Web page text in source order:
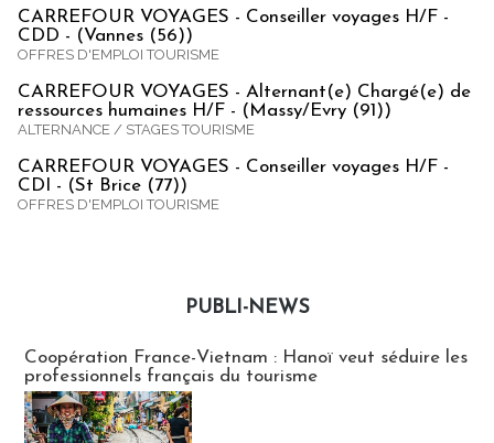
CARREFOUR VOYAGES - Conseiller voyages H/F -
CDD - (Vannes (56))
OFFRES D'EMPLOI TOURISME
CARREFOUR VOYAGES - Alternant(e) Chargé(e) de
ressources humaines H/F - (Massy/Evry (91))
ALTERNANCE / STAGES TOURISME
CARREFOUR VOYAGES - Conseiller voyages H/F -
CDI - (St Brice (77))
OFFRES D'EMPLOI TOURISME
PUBLI-NEWS
Coopération France-Vietnam : Hanoï veut séduire les
professionnels français du tourisme